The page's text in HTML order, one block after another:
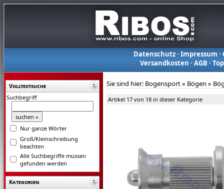
Datenschutz· Impressum ·
Versandkosten ·AGB ·
Volltextsuche
Suchbegriff
Nur ganze Wörter
Groß/Kleinschreibung
beachten
Alle Suchbegriffe müssen
gefunden werden
Kategorien
Sie sind hier: Bogensport» Bögen »
Artikel 17 von 18 in dieser Kategorie